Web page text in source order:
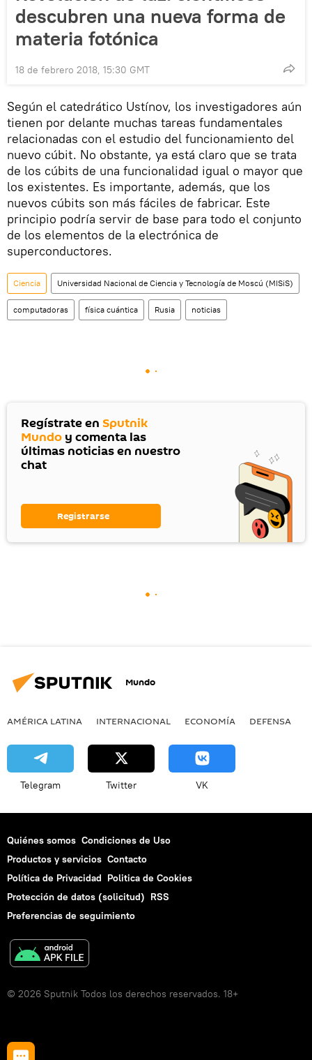
descubren una nueva forma de
materia fotónica
18 de febrero 2018, 15:30 GMT
Según el catedrático Ustínov, los investigadores aún
tienen por delante muchas tareas fundamentales
relacionadas con el estudio del funcionamiento del
nuevo cúbit. No obstante, ya está claro que se trata
de los cúbits de una funcionalidad igual o mayor que
los existentes. Es importante, además, que los
nuevos cúbits son más fáciles de fabricar. Este
principio podría servir de base para todo el conjunto
de los elementos de la electrónica de
superconductores.
Ciencia Universidad Nacional de Ciencia y Tecnología de Moscú (MISiS)
computadoras física cuántica Rusia noticias
Regístrate en Sputnik
Mundo y comenta las
últimas noticias en nuestro
chat
Registrarse
Mundo
AMÉRICA LATINA INTERNACIONAL ECONOMÍA DEFENSA
Telegram Twitter VK
Quiénes somos Condiciones de Uso
Productos y servicios Contacto
Política de Privacidad Politica de Cookies
Protección de datos (solicitud) RSS
Preferencias de seguimiento
© 2026 Sputnik Todos los derechos reservados. 18+